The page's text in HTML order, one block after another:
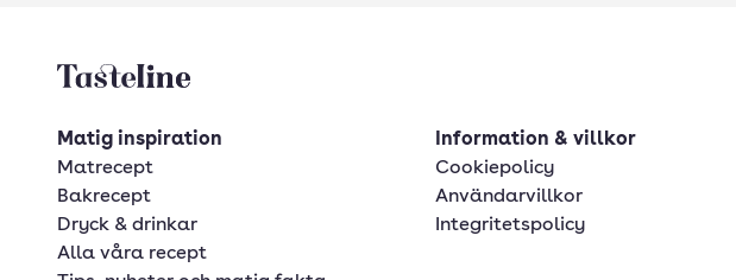
Tasteline startsida
Matig inspiration
Matrecept
Bakrecept
Dryck & drinkar
Alla våra recept
Information & villkor
Cookiepolicy
Användarvillkor
Integritetspolicy